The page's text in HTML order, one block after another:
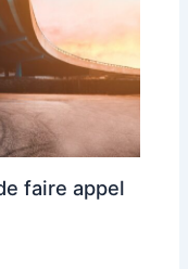
faire appel